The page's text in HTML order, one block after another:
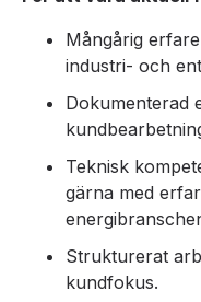
Mångårig
industri- och
Dokumenterad
Teknisk
gärna med
Strukturerat
kundfokus.